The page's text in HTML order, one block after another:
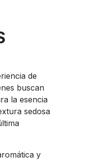
de
buscan
la esencia
sedosa
y